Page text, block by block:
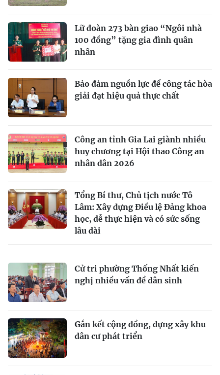
Lữ đoàn 273 bàn giao “Ngôi nhà
100 đồng” tặng gia đình quân
nhân
Bảo đảm nguồn lực để công tác hòa
giải đạt hiệu quả thực chất
Công an tỉnh Gia Lai giành nhiều
huy chương tại Hội thao Công an
nhân dân 2026
Tổng Bí thư, Chủ tịch nước Tô
Lâm: Xây dựng Điều lệ Đảng khoa
học, dễ thực hiện và có sức sống
lâu dài
Cử tri phường Thống Nhất kiến
nghị nhiều vấn đề dân sinh
Gắn kết cộng đồng, dựng xây khu
dân cư phát triển